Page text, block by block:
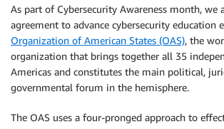
As part of Cybersecurity Awareness month, we
agreement to advance cybersecurity education
Organization of American States (OAS), the
organization that brings together all 35
Americas and constitutes the main political,
governmental forum in the hemisphere.
The OAS uses a four-pronged approach to